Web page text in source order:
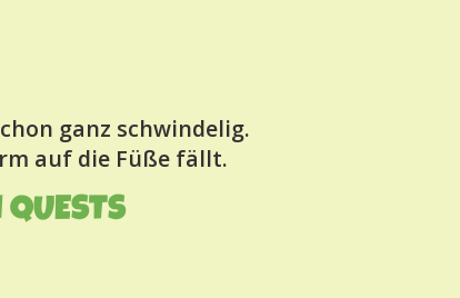
ganz schwindelig.
auf die Füße fällt.
QUESTS